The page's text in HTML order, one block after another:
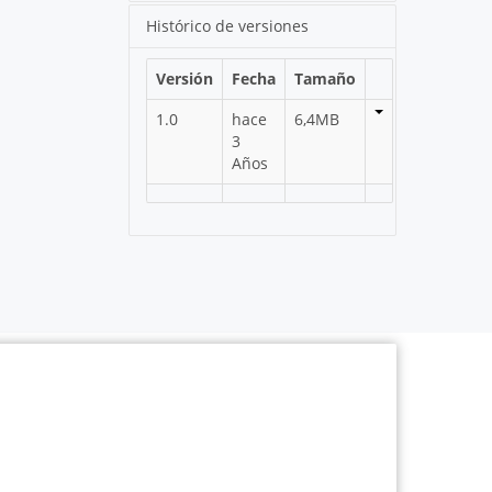
Histórico de versiones
Versión Fecha
Tamaño
1.0
hace
3
Años
6,4MB